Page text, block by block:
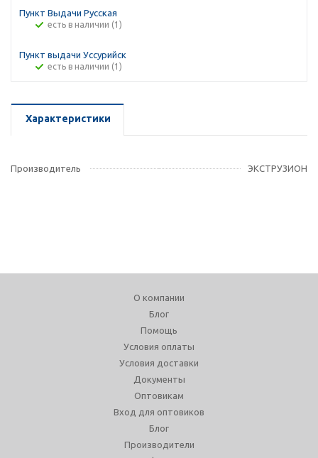
Пункт Выдачи Русская
Есть в наличии (1)
Пункт выдачи Уссурийск
Есть в наличии (1)
Характеристики
Производитель ЭКСТРУЗИОН
О компании
Блог
Помощь
Условия оплаты
Условия доставки
Документы
Оптовикам
Вход для оптовиков
Блог
Производители